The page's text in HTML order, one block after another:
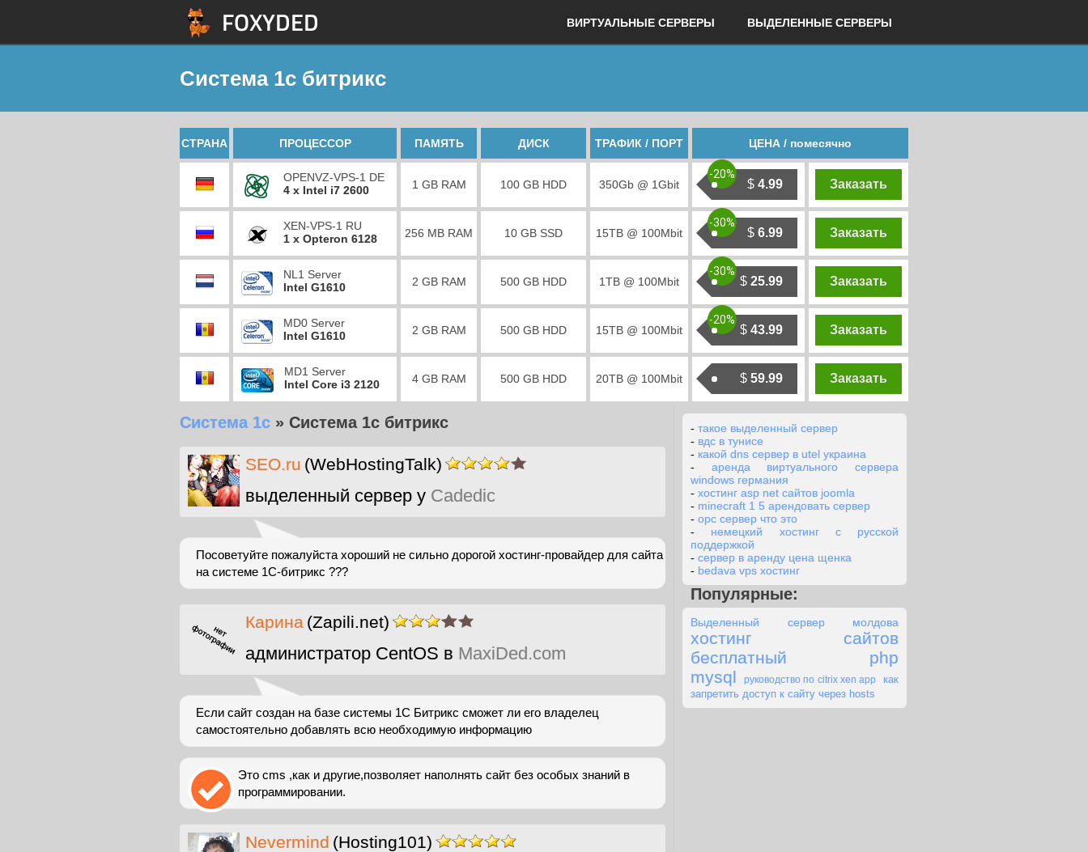
ВИРТУАЛЬНЫЕ СЕРВЕРЫ ВЫДЕЛЕННЫЕ СЕРВЕРЫ
Система 1с битрикс
СТРАНА ПРОЦЕССОР ПАМЯТЬ ДИСК ТРАФИК / ПОРТ ЦЕНА / помесячно
OPENVZ-VPS-1 DE
4 x Intel i7 2600
1 GB RAM 100 GB HDD 350Gb @ 1Gbit $ 4.99
-20%
Заказать
XEN-VPS-1 RU
1 x Opteron 6128
256 MB RAM 10 GB SSD 15TB @ 100Mbit $ 6.99
-30%
Заказать
NL1 Server
Intel G1610
2 GB RAM 500 GB HDD 1TB @ 100Mbit $ 25.99
-30%
Заказать
MD0 Server
Intel G1610
2 GB RAM 500 GB HDD 15TB @ 100Mbit $ 43.99
-20%
Заказать
MD1 Server
Intel Core i3 2120
4 GB RAM 500 GB HDD 20TB @ 100Mbit $ 59.99 Заказать
Система 1с » Система 1с битрикс
SEO.ru (WebHostingTalk)
выделенный сервер у Cadedic
Посоветуйте пожалуйста хороший не сильно дорогой хостинг-провайдер для сайта
на системе 1С-битрикс ???
Карина (Zapili.net)
администратор CentOS в MaxiDed.com
Если сайт создан на базе системы 1С Битрикс сможет ли его владелец
самостоятельно добавлять всю необходимую информацию
Это cms ,как и другие,позволяет наполнять сайт без особых знаний в
программировании.
Nevermind (Hosting101)
- такое выделенный сервер
- вдс в тунисе
- какой dns сервер в utel украина
- аренда виртуального сервера
windows германия
- хостинг asp net сайтов joomla
- minecraft 1 5 арендовать сервер
- opc сервер что это
- немецкий хостинг с русской
поддержкой
- сервер в аренду цена щенка
- bedava vps хостинг
Популярные:
Выделенный сервер молдова
хостинг сайтов
бесплатный php
mysql
руководство по citrix xen app
как
запретить доступ к сайту через hosts